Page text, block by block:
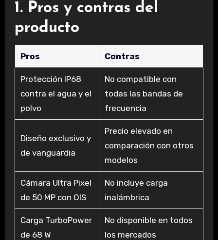
1. Pros y contras del
producto
Pros Contras
Protección IP68
contra el agua y el
polvo
No compatible con
todas las bandas de
frecuencia
Diseño exclusivo y
de vanguardia
Precio elevado en
comparación con otros
modelos
Cámara Ultra Pixel
de 50 MP con OIS
No incluye carga
inalámbrica
Carga TurboPower
de 68 W
No disponible en todos
los mercados